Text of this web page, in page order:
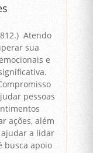
Atendo
sua
e
pessoas
ações, além
a lidar
busca apoio